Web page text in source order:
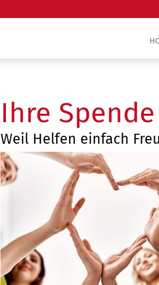
Ihre
Weil Helfen einfach